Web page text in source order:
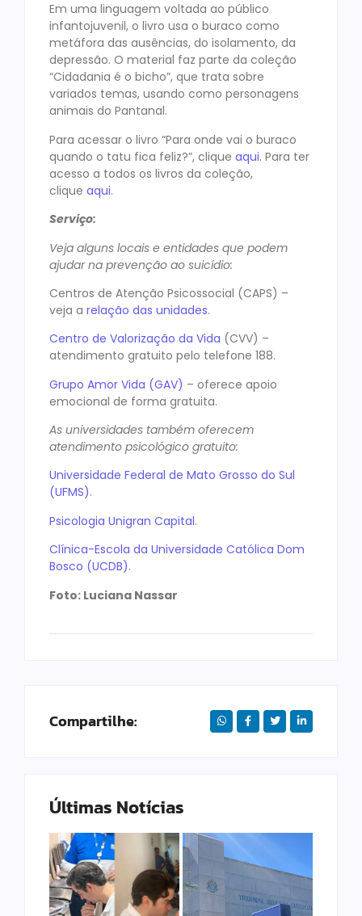
Em uma linguagem voltada ao público
infantojuvenil, o livro usa o buraco como
metáfora das ausências, do isolamento, da
depressão. O material faz parte da coleção
“Cidadania é o bicho”, que trata sobre
variados temas, usando como personagens
animais do Pantanal.
Para acessar o livro “Para onde vai o buraco
quando o tatu fica feliz?”, clique aqui. Para ter
acesso a todos os livros da coleção,
clique aqui.
Serviço:
Veja alguns locais e entidades que podem
ajudar na prevenção ao suicídio:
Centros de Atenção Psicossocial (CAPS) –
veja a relação das unidades.
Centro de Valorização da Vida (CVV) –
atendimento gratuito pelo telefone 188.
Grupo Amor Vida (GAV) – oferece apoio
emocional de forma gratuita.
As universidades também oferecem
atendimento psicológico gratuito:
Universidade Federal de Mato Grosso do Sul
(UFMS).
Psicologia Unigran Capital.
Clínica-Escola da Universidade Católica Dom
Bosco (UCDB).
Foto: Luciana Nassar
Compartilhe:
Últimas Notícias